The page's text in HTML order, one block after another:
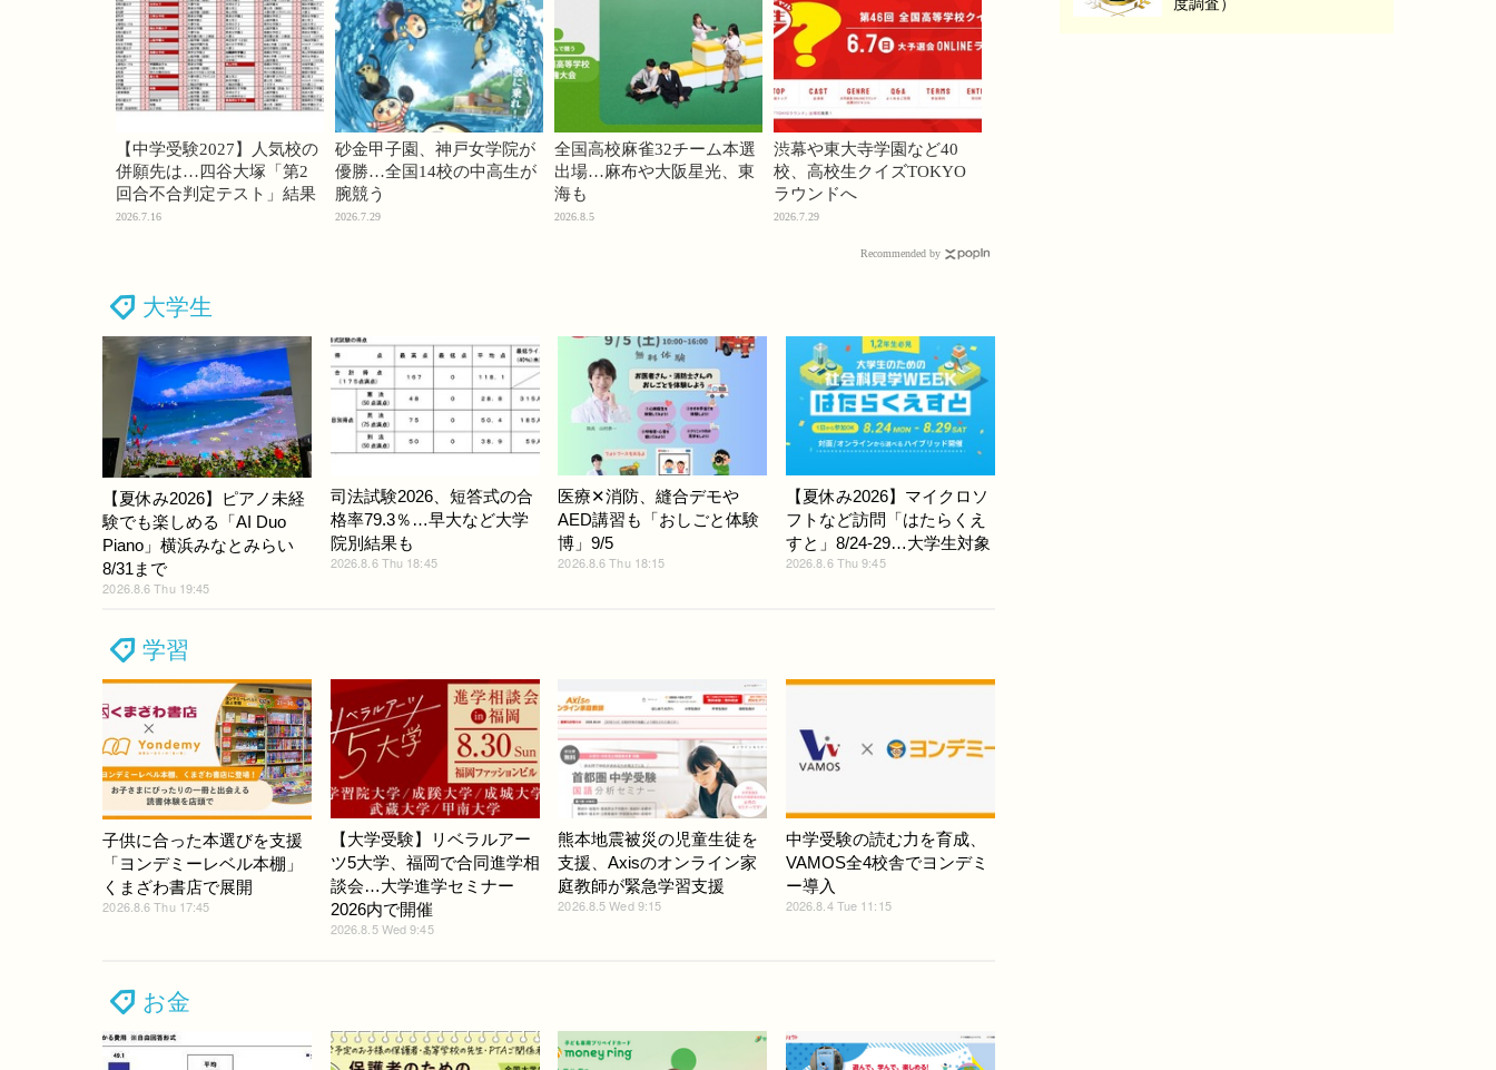
【中学受験2027】人気校の
併願先は…四谷大塚「第2
回合不合判定テスト」結果
2026.7.16
砂金甲子園、神戸女学院が
優勝…全国14校の中高生が
腕競う
2026.7.29
全国高校麻雀32チーム本選
出場…麻布や大阪星光、東
海も
2026.8.5
渋幕や東大寺学園など40
校、高校生クイズTOKYO
ラウンドへ
2026.7.29
Recommended by
大学生
【夏休み2026】ピアノ未経
験でも楽しめる「AI Duo
Piano」横浜みなとみらい
8/31まで
2026.8.6 Thu 19:45
司法試験2026、短答式の合
格率79.3％…早大など大学
院別結果も
2026.8.6 Thu 18:45
医療✕消防、縫合デモや
AED講習も「おしごと体験
博」9/5
2026.8.6 Thu 18:15
【夏休み2026】マイクロソ
フトなど訪問「はたらくえ
すと」8/24-29…大学生対象
2026.8.6 Thu 9:45
学習
子供に合った本選びを支援
「ヨンデミーレベル本棚」
くまざわ書店で展開
2026.8.6 Thu 17:45
【大学受験】リベラルアー
ツ5大学、福岡で合同進学相
談会…大学進学セミナー
2026内で開催
2026.8.5 Wed 9:45
熊本地震被災の児童生徒を
支援、Axisのオンライン家
庭教師が緊急学習支援
2026.8.5 Wed 9:15
中学受験の読む力を育成、
VAMOS全4校舎でヨンデミ
ー導入
2026.8.4 Tue 11:15
お金